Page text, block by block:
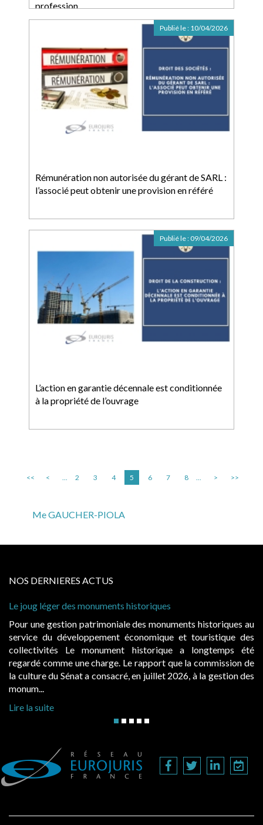
profession
Rémunération non autorisée du gérant de SARL :
l’associé peut obtenir une provision en référé
Publié le : 10/04/2026
L’action en garantie décennale est conditionnée
à la propriété de l’ouvrage
Publié le : 09/04/2026
<< < ... 2 3 4 5 6 7 8 ... > >>
Me GAUCHER-PIOLA
NOS DERNIERES ACTUS
léger des monuments historiques
une gestion patrimoniale des monuments historiques au
du développement économique et touristique des
Le monument historique a longtemps été
comme une charge. Le rapport que la commission de
du Sénat a consacré, en juillet 2026, à la gestion des
suite
public,